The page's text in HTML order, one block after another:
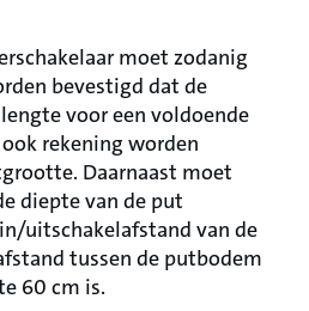
moet zodanig
bevestigd dat de
voor een voldoende
rekening worden
Daarnaast moet
diepte van de put
uitschakelafstand van de
tussen de putbodem
60 cm is.